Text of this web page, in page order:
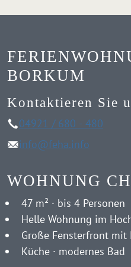
BORKUM
Kontaktieren Sie
04921 / 680 - 480
info@feha.info
WOHNUNG
47 m² · bis 4 Personen
Helle Wohnung im
Große Fensterfront mit
Küche · modernes Bad